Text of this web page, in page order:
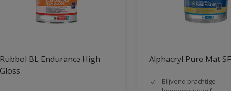
Rubbol BL Endurance High
Gloss
Alphacryl Pure Mat SF
Blijvend prachtige